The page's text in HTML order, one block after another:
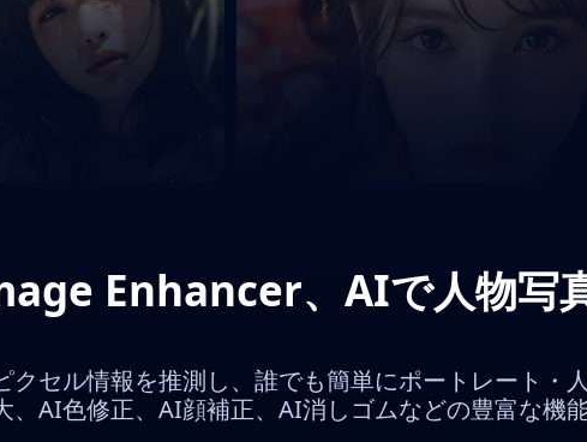
Enhancer、AIで人物写
クセル情報を推測し、誰でも簡単にポートレート・
、AI色修正、AI顔補正、AI消しゴムなどの豊富な機